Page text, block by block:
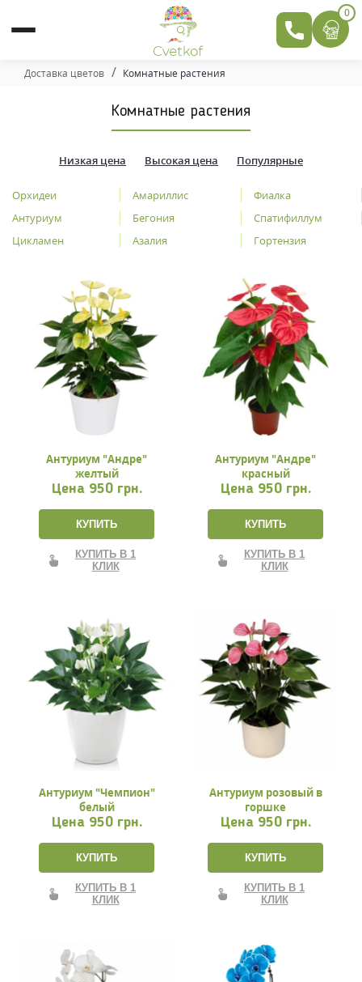
0
Доставка цветов Комнатные растения
Низкая цена Высокая цена Популярные
Комнатные растения
Орхидеи Амариллис
Фиалка
Антуриум
Бегония
Спатифиллум
Цикламен
Азалия Гортензия
Антуриум "Андре"
желтый
Цена 950 грн.
КУПИТЬ
КУПИТЬ В 1
КЛИК
Антуриум "Андре"
красный
Цена 950 грн.
КУПИТЬ
КУПИТЬ В 1
КЛИК
Антуриум "Чемпион"
белый
Цена 950 грн.
КУПИТЬ
КУПИТЬ В 1
КЛИК
Антуриум розовый в
горшке
Цена 950 грн.
КУПИТЬ
КУПИТЬ В 1
КЛИК